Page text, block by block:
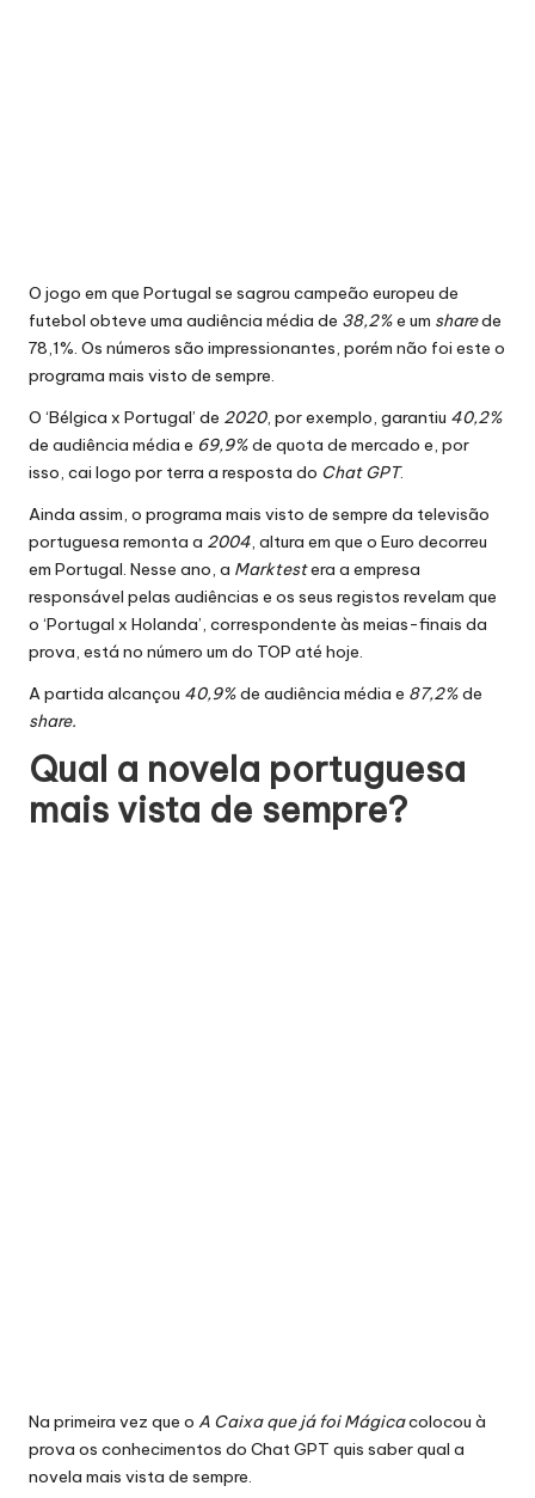
O jogo em que Portugal se sagrou campeão europeu de
futebol obteve uma audiência média de 38,2%e um sharede
78,1%. Os números são impressionantes, porém não foi este o
programa mais visto de sempre.
O ‘Bélgica x Portugal’ de 2020, por exemplo, garantiu 40,2%
de audiência média e 69,9%de quota de mercado e, por
isso, cai logo por terra a resposta do Chat GPT.
Ainda assim, o programa mais visto de sempre da televisão
portuguesa remonta a 2004, altura em que o Euro decorreu
em Portugal. Nesse ano, a Marktestera a empresa
responsável pelas audiências e os seus registos revelam que
o ‘Portugal x Holanda’, correspondente às meias-finais da
prova, está no número um do TOP até hoje.
A partida alcançou 40,9%de audiência média e 87,2%de
share.
Qual a novela portuguesa
mais vista de sempre?
Na primeira vez que o A Caixa que já foi Mágicacolocou à
prova os conhecimentos do Chat GPT quis saber qual a
novela mais vista de sempre.